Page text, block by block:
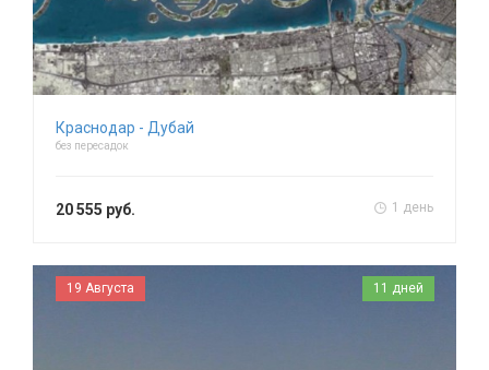
Краснодар - Дубай
без пересадок
20 555 руб. 1 день
19 Августа 11 дней